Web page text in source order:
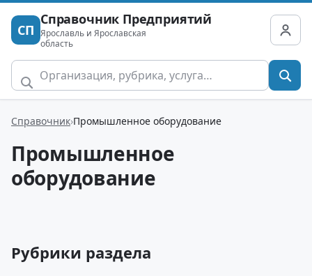
СП
Справочник Предприятий
Ярославль и Ярославская
область
Справочник Промышленное оборудование
Промышленное
оборудование
Рубрики раздела